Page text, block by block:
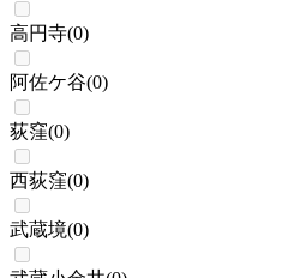
高円寺(0)
阿佐ケ谷(0)
荻窪(0)
西荻窪(0)
武蔵境(0)